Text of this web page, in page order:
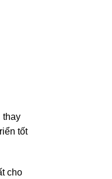
thay
tốt
cho